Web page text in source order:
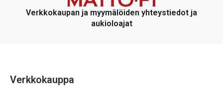
Verkkokaupan ja myymälöiden yhteystiedot ja
aukioloajat
Verkkokauppa